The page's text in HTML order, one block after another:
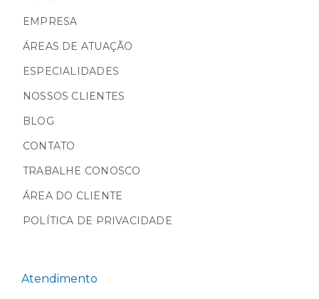
EMPRESA
ÁREAS DE ATUAÇÃO
ESPECIALIDADES
NOSSOS CLIENTES
BLOG
CONTATO
TRABALHE CONOSCO
ÁREA DO CLIENTE
POLÍTICA DE PRIVACIDADE
Atendimento